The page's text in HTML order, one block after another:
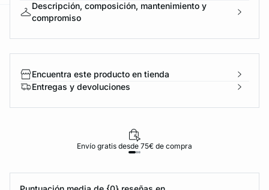
Descripción, composición, mantenimiento y
compromiso
Encuentra este producto en tienda
Entregas y devoluciones
Envío gratis desde 75€ de compra